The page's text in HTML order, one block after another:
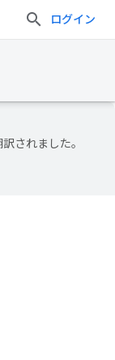
ログイン
されました。